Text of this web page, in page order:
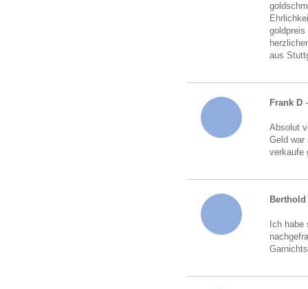
goldpreis
aus
Frank D
Absolut
Geld war
verkaufe
Ich